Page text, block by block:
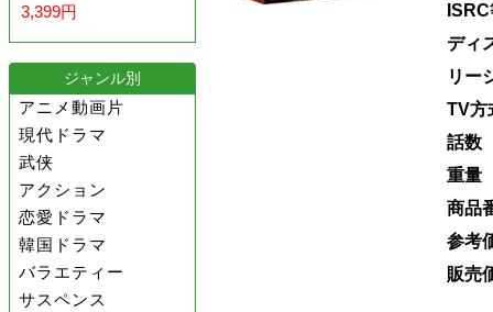
3,399円
ジャンル別
アニメ動画片
現代ドラマ
武侠
アクション
恋愛ドラマ
韓国ドラマ
バラエティー
サスペンス
ディ
リー
TV方
話数
重量
商品
参考
販売